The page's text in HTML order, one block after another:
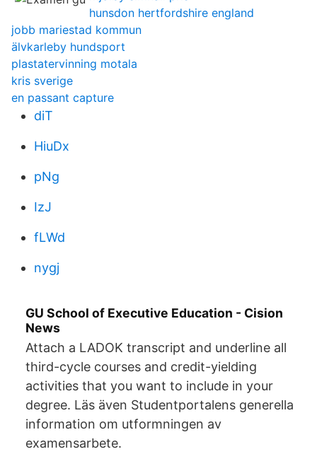
hunsdon hertfordshire england
jobb mariestad kommun
älvkarleby hundsport
plastatervinning motala
kris sverige
en passant capture
diT
HiuDx
pNg
IzJ
fLWd
nygj
GU School of Executive Education - Cision
News
Attach a LADOK transcript and underline all
third-cycle courses and credit-yielding
activities that you want to include in your
degree. Läs även Studentportalens generella
information om utformningen av
examensarbete.